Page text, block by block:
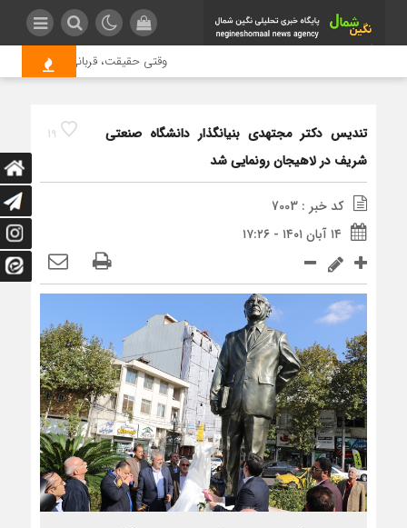
وقتی حقیقت، قربانی بازدید
19
تندیس دکتر مجتهدی بنیانگذار دانشگاه صنعتی
شریف در لاهیجان رونمایی شد
کد خبر : 7003
۱۴ آبان ۱۴۰۱ - ۱۷:۲۶